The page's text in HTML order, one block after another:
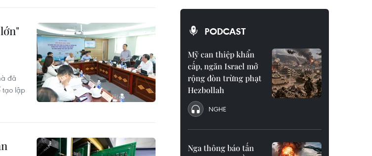
đã
tạo lập
PODCAST
Mỹ can thiệp khẩn
cấp, ngăn Israel mở
rộng đòn trừng phạt
Hezbollah
NGHE
Nga thông báo tấn